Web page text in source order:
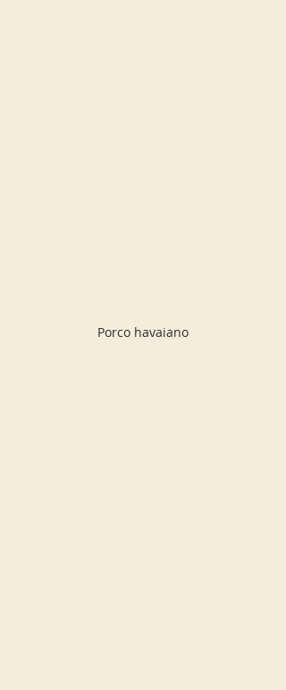
Porco havaiano